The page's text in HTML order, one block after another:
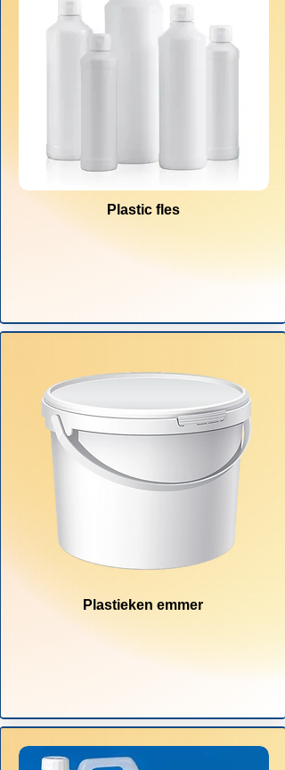
Plastic fles
Plastieken emmer